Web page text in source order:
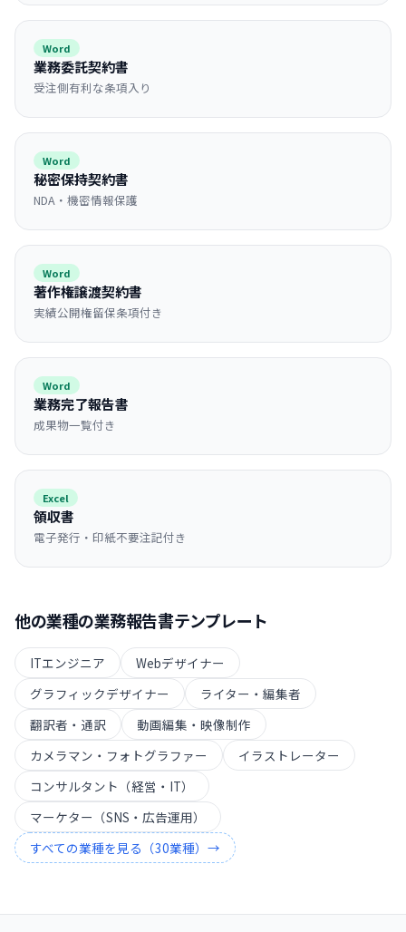
Word
業務委託契約書
受注側有利な条項入り
Word
秘密保持契約書
NDA・機密情報保護
Word
著作権譲渡契約書
実績公開権留保条項付き
Word
業務完了報告書
成果物一覧付き
Excel
領収書
電子発行・印紙不要注記付き
他の業種の業務報告書テンプレート
ITエンジニア
Webデザイナー
グラフィックデザイナー
ライター・編集者
翻訳者・通訳
動画編集・映像制作
カメラマン・フォトグラファー
イラストレーター
コンサルタント（経営・IT）
マーケター（SNS・広告運用）
すべての業種を見る（30業種）→